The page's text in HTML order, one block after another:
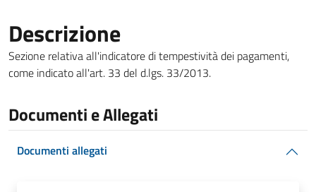
Descrizione
Sezione relativa all'indicatore di tempestività dei pagamenti,
come indicato all'art. 33 del d.lgs. 33/2013.
Documenti e Allegati
Documenti allegati